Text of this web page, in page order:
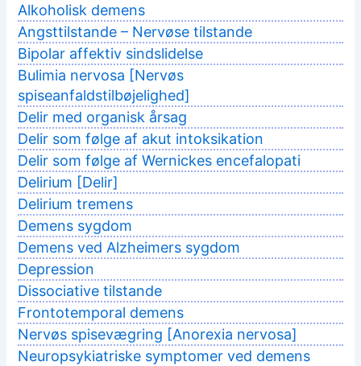
Alkoholisk demens
Angsttilstande – Nervøse tilstande
Bipolar affektiv sindslidelse
Bulimia nervosa [Nervøs
spiseanfaldstilbøjelighed]
Delir med organisk årsag
Delir som følge af akut intoksikation
Delir som følge af Wernickes encefalopati
Delirium [Delir]
Delirium tremens
Demens sygdom
Demens ved Alzheimers sygdom
Depression
Dissociative tilstande
Frontotemporal demens
Nervøs spisevægring [Anorexia nervosa]
Neuropsykiatriske symptomer ved demens